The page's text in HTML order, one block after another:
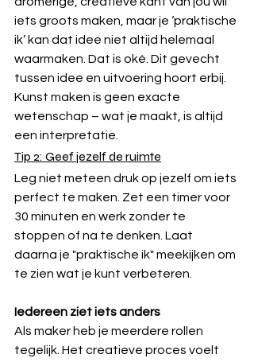
iets groots maken, maar je ‘praktische
ik’ kan dat idee niet altijd helemaal
waarmaken. Dat is oké. Dit gevecht
tussen idee en uitvoering hoort erbij.
Kunst maken is geen exacte
wetenschap – wat je maakt, is altijd
een interpretatie.
Tip 2: Geef jezelf de ruimte
Leg niet meteen druk op jezelf om iets
perfect te maken. Zet een timer voor
30 minuten en werk zonder te
stoppen of na te denken. Laat
daarna je "praktische ik" meekijken om
te zien wat je kunt verbeteren.
Iedereen ziet iets anders
Als maker heb je meerdere rollen
tegelijk. Het creatieve proces voelt